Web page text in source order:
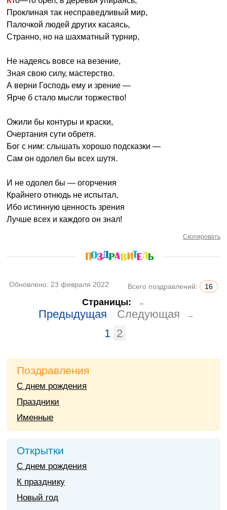
Проклиная так несправедливый мир,
Палочкой людей других касаясь,
Странно, но на шахматный турнир,
Не надеясь вовсе на везение,
Зная свою силу, мастерство.
А верни Господь ему и зрение —
Ярче б стало мысли торжество!
Ожили бы контуры и краски,
Очертания сути обретя.
Бог с ним: слышать хорошо подсказки —
Сам он одолел бы всех шутя.
И не одолел бы — огорчения
Крайнего отнюдь не испытал,
Ибо истинную ценность зрения
Лучше всех и каждого он знал!
Скопировать
Обновлено: 23 февраля 2022 Всего поздравлений: 16
Страницы: ←
Предыдущая Следующая →
1 2
Поздравления
С днем рождения
Праздники
Именные
Открытки
С днем рождения
К празднику
Новый год